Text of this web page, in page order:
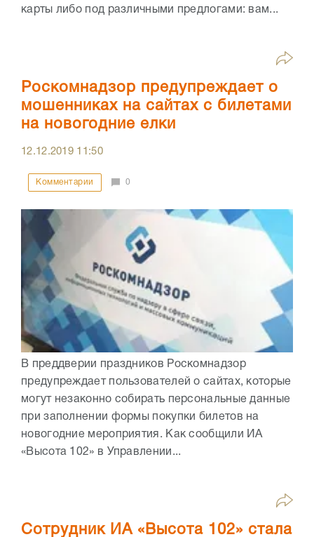
карты либо под различными предлогами: вам...
Роскомнадзор предупреждает о
мошенниках на сайтах с билетами
на новогодние елки
12.12.2019 11:50
Комментарии 0
В преддверии праздников Роскомнадзор
предупреждает пользователей о сайтах, которые
могут незаконно собирать персональные данные
при заполнении формы покупки билетов на
новогодние мероприятия. Как сообщили ИА
«Высота 102» в Управлении...
Сотрудник ИА «Высота 102» стала